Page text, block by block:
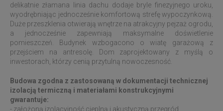
delikatnie złamana linia dachu dodaje bryle finezyjnego uroku,
wyodrębniając jednocześnie komfortową strefę wypoczynkową.
Duże przeszklenia otwierają wnętrze na atrakcyjny pejzaż ogrodu,
a jednocześnie zapewniają maksymalne doświetlenie
pomieszczeń. Budynek wzbogacono o wiatę garażową z
przejściem na antresolę. Dom zaprojektowany z myślą o
inwestorach, którzy cenią przytulną nowoczesność.
Budowa zgodna z zastosowaną w dokumentacji technicznej
izolacją termiczną i materiałami konstrukcyjnymi
gwarantuje:
- założoną izolacyjność cieplną i akustyczną przegród